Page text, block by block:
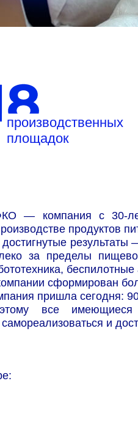
производственных
площадок
— компания с 30-
продуктов
за пределы
сформирован
пришла сегодня:
все имеющиеся
и